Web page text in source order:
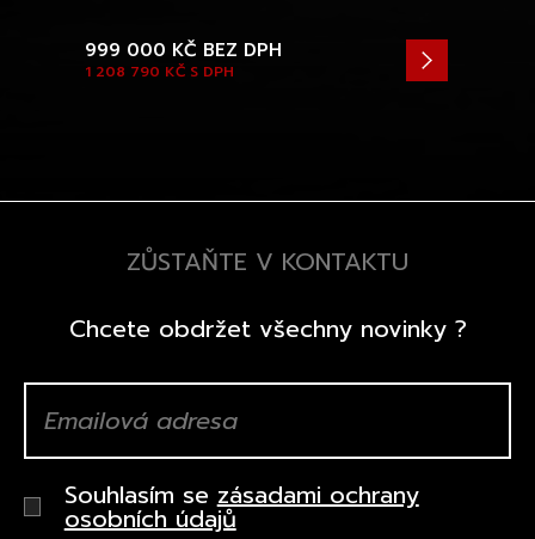
1 208 790 KČ S DPH
999 000 KČ BEZ DPH
ZŮSTAŇTE V KONTAKTU
Chcete obdržet všechny novinky ?
Souhlasím sezásadami ochrany
osobních údajů